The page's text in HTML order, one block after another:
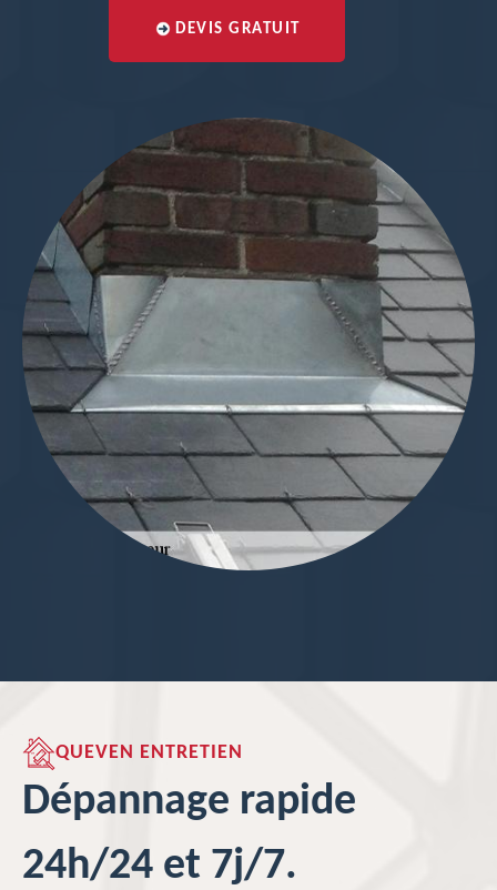
DEVIS GRATUIT
QUEVEN ENTRETIEN
Dépannage rapide
24h/24 et 7j/7.